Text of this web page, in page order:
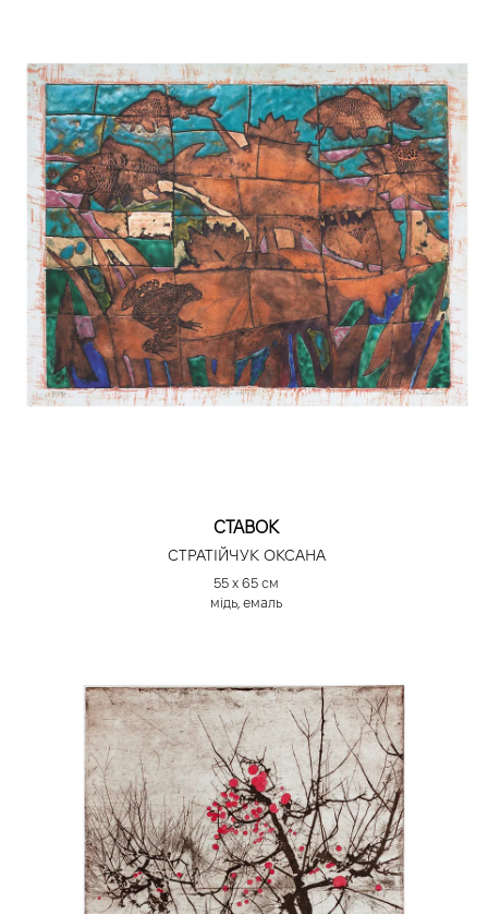
СТАВОК
СТРАТІЙЧУК ОКСАНА
55 х 65 см
мідь, емаль